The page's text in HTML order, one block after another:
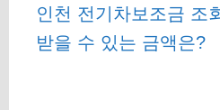
인천 전기차보조금 조
받을 수 있는 금액은?